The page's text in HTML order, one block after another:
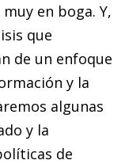
en boga. Y,
que
de un enfoque
y la
al­­gu­­nas
y la
de